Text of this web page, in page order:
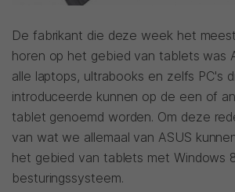
De fabrikant die deze week het
horen op het gebied van tablets was
alle laptops, ultrabooks en zelfs PC's
introduceerde kunnen op de een of
tablet genoemd worden. Om deze
van wat we allemaal van ASUS
het gebied van tablets met Windows
besturingssysteem.